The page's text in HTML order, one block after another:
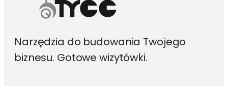
Narzędzia do budowania Twojego
biznesu. Gotowe wizytówki.